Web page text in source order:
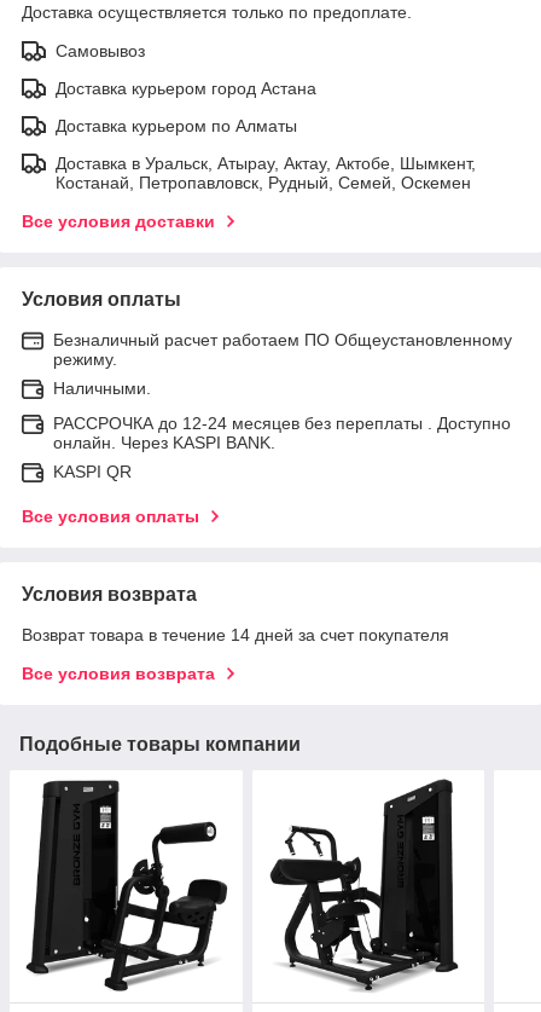
Доставка осуществляется только по предоплате.
Самовывоз
Доставка курьером город Астана
Доставка курьером по Алматы
Доставка в Уральск, Атырау, Актау, Актобе, Шымкент,
Костанай, Петропавловск, Рудный, Семей, Оскемен
Все условия доставки
Условия оплаты
Безналичный расчет работаем ПО Общеустановленному
режиму.
Наличными.
РАССРОЧКА до 12-24 месяцев без переплаты . Доступно
онлайн. Через KASPI BANK.
KASPI QR
Все условия оплаты
Условия возврата
Возврат товара в течение 14 дней за счет покупателя
Все условия возврата
Подобные товары компании